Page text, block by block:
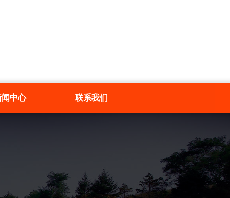
闻中心 联系我们